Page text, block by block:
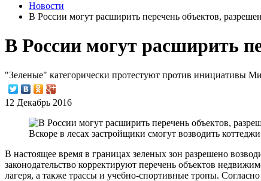
Новости
В России могут расширить перечень объектов,
В России могут расширить
"Зеленые" категорически протестуют против инициативы
12 Декабрь 2016
Вскоре в лесах застройщики смогут возводить коттеджи
В настоящее время в границах зеленых зон разрешено
законодательство корректируют перечень объектов
лагеря, а также трассы и учебно-спортивные тропы.